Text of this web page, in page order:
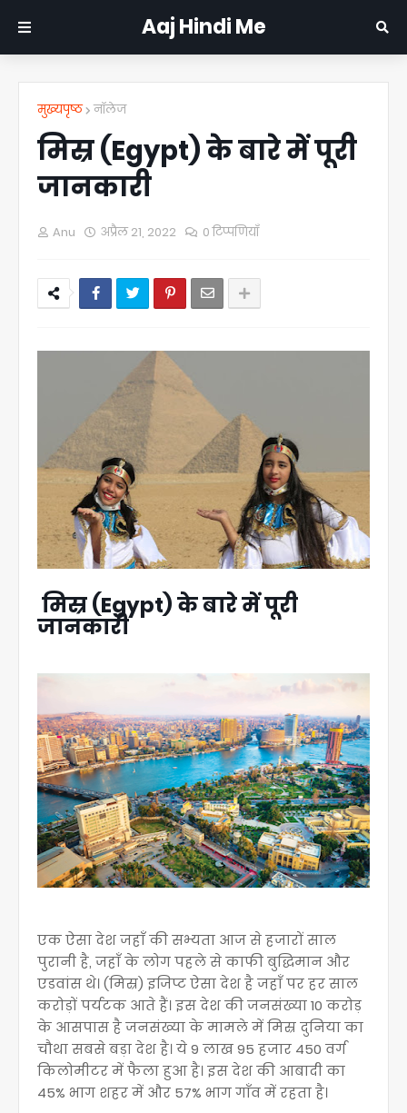
Aaj Hindi Me
मुख्यपृष्ठ नॉलेज
मिस्र (Egypt) के बारे में पूरी
जानकारी
Anu अप्रैल 21, 2022 0 टिप्पणियाँ
मिस्र (Egypt) के बारे में पूरी
जानकारी
एक ऐसा देश जहाँ की सभ्यता आज से हजारों साल
पुरानी है, जहाँ के लोग पहले से काफी बुद्धिमान और
एडवांस थे। (मिस्र) इजिप्ट ऐसा देश है जहाँ पर हर साल
करोड़ों पर्यटक आते हैं। इस देश की जनसंख्या 10 करोड़
के आसपास है जनसंख्या के मामले में मिस्र दुनिया का
चौथा सबसे बड़ा देश है। ये 9 लाख 95 हजार 450 वर्ग
किलोमीटर में फैला हुआ है। इस देश की आबादी का
45% भाग शहर में और 57% भाग गाँव में रहता है।